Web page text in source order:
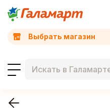
Выбрать магазин